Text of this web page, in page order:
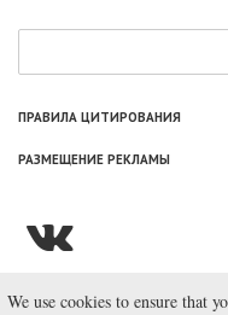
ПРАВИЛА ЦИТИРОВАНИЯ
РАЗМЕЩЕНИЕ РЕКЛАМЫ
© ООО
We use cookies to ensure that